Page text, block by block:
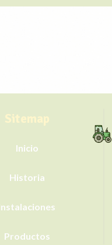
Sitemap
Inicio
Historia
Productos